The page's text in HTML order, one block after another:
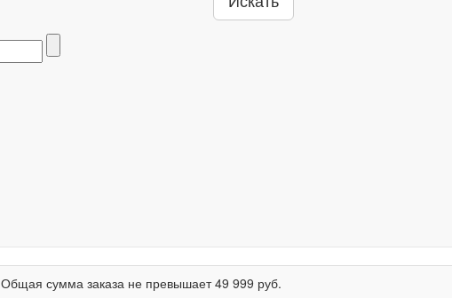
Общая сумма заказа не превышает49 999 руб.